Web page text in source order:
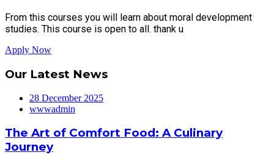
From this courses you will learn about moral development
studies. This course is open to all. thank u
Apply Now
Our Latest News
28 December 2025
wwwadmin
The Art of Comfort Food: A Culinary
Journey